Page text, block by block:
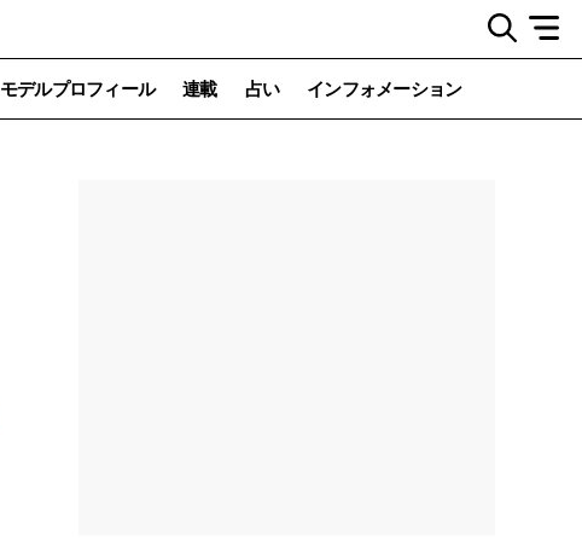
モデルプロフィール 連載 占い インフォメーション